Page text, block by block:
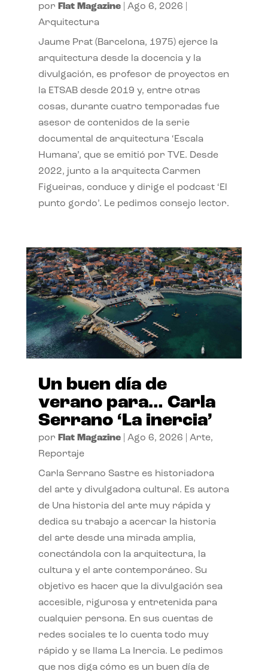
por Flat Magazine| Ago 6, 2026
Arquitectura
Jaume Prat (Barcelona, 1975) ejerce la
arquitectura desde la docencia y la
divulgación, es profesor de proyectos en
la ETSAB desde 2019 y, entre otras
cosas, durante cuatro temporadas fue
asesor de contenidos de la serie
documental de arquitectura ‘Escala
Humana’, que se emitió por TVE. Desde
2022, junto a la arquitecta Carmen
Figueiras, conduce y dirige el podcast ‘El
punto gordo’. Le pedimos consejo lector.
Un buen día de
verano para… Carla
Serrano ‘La inercia’
por Flat Magazine| Ago 6, 2026 Arte,
Reportaje
Carla Serrano Sastre es historiadora
del arte y divulgadora cultural. Es autora
de Una historia del arte muy rápida y
dedica su trabajo a acercar la historia
del arte desde una mirada amplia,
conectándola con la arquitectura, la
cultura y el arte contemporáneo. Su
objetivo es hacer que la divulgación sea
accesible, rigurosa y entretenida para
cualquier persona. En sus cuentas de
redes sociales te lo cuenta todo muy
rápido y se llama La Inercia. Le pedimos
que nos diga cómo es un buen día de